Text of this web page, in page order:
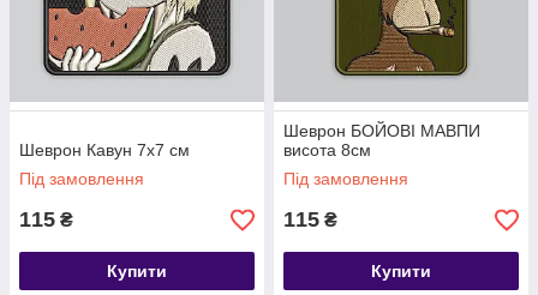
Шеврон Кавун 7х7 см
Під замовлення
115 ₴
Купити
Шеврон БОЙОВІ МАВПИ
висота 8см
Під замовлення
115 ₴
Купити